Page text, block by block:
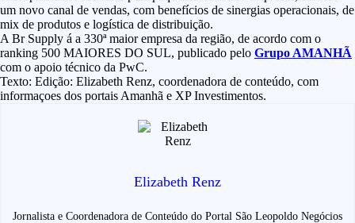
um novo canal de vendas, com benefícios de sinergias operacionais, de
mix de produtos e logística de distribuição.
A Br Supply á a 330ª maior empresa da região, de acordo com o
ranking 500 MAIORES DO SUL, publicado pelo Grupo AMANHÃ
com o apoio técnico da PwC.
Texto: Edição: Elizabeth Renz, coordenadora de conteúdo, com
informaçoes dos portais Amanhã e XP Investimentos.
Elizabeth Renz
Jornalista e Coordenadora de Conteúdo do Portal São Leopoldo Negócios